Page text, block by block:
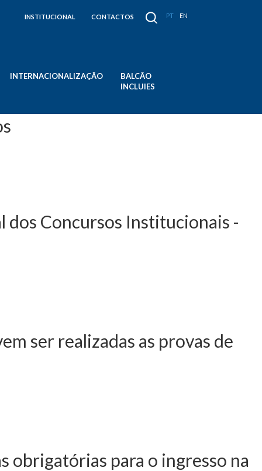
INSTITUCIONAL CONTACTOS PT EN
INTERNACIONALIZAÇÃO
BALCÃO
INCLUIES
- Contratação de
dos Concursos Institucionais -
ser realizadas as provas de
- Fixa as áreas
obrigatórias para o ingresso na